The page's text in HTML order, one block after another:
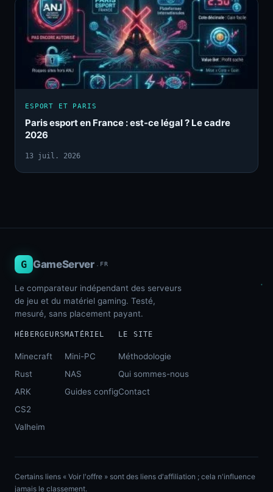
ESPORT ET PARIS
Paris esport en France : est-ce légal ? Le cadre
2026
13 juil. 2026
G GameServer .FR
Le comparateur indépendant des serveurs
de jeu et du matériel gaming. Testé,
mesuré, sans placement payant.
HÉBERGEURS
Minecraft
Rust
ARK
CS2
Valheim
MATÉRIEL
Mini-PC
NAS
Guides config
LE SITE
Méthodologie
Qui sommes-nous
Contact
Certains liens « Voir l'offre » sont des liens d'affiliation ; cela n'influence
jamais le classement.